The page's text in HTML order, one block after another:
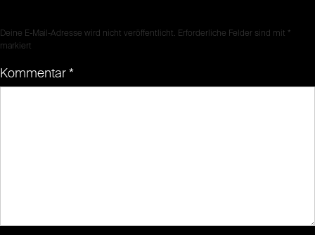
Deine E-Mail-Adresse wird nicht veröffentlicht. Erforderliche Felder sind mit *
markiert
Kommentar *